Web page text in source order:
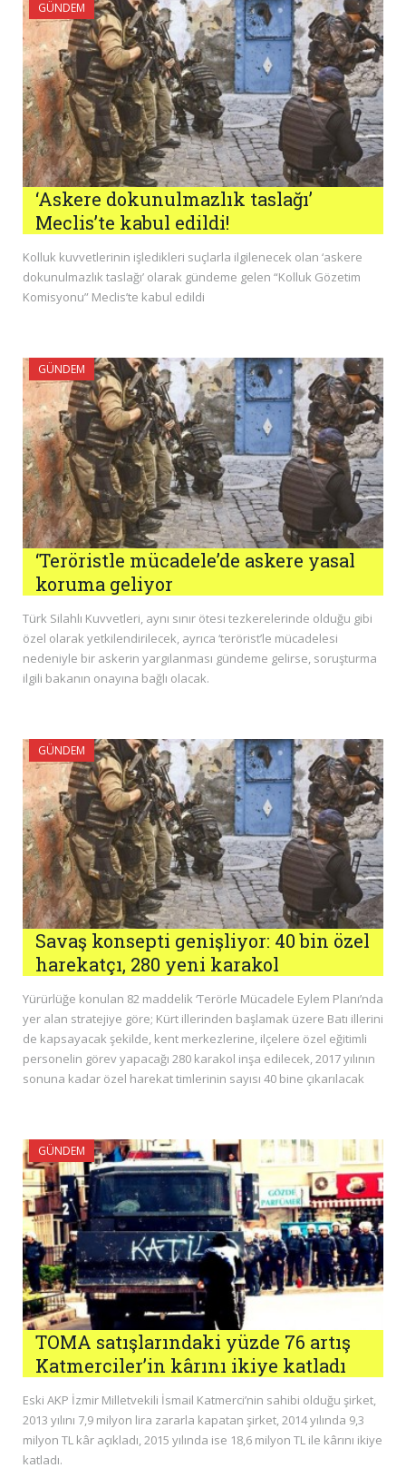
GÜNDEM
‘Askere dokunulmazlık taslağı’
Meclis’te kabul edildi!
Kolluk kuvvetlerinin işledikleri suçlarla ilgilenecek olan ‘askere
dokunulmazlık taslağı’ olarak gündeme gelen “Kolluk Gözetim
Komisyonu” Meclis’te kabul edildi
GÜNDEM
‘Teröristle mücadele’de askere yasal
koruma geliyor
Türk Silahlı Kuvvetleri, aynı sınır ötesi tezkerelerinde olduğu gibi
özel olarak yetkilendirilecek, ayrıca ‘terörist’le mücadelesi
nedeniyle bir askerin yargılanması gündeme gelirse, soruşturma
ilgili bakanın onayına bağlı olacak.
GÜNDEM
Savaş konsepti genişliyor: 40 bin özel
harekatçı, 280 yeni karakol
Yürürlüğe konulan 82 maddelik ‘Terörle Mücadele Eylem Planı’nda
yer alan stratejiye göre; Kürt illerinden başlamak üzere Batı illerini
de kapsayacak şekilde, kent merkezlerine, ilçelere özel eğitimli
personelin görev yapacağı 280 karakol inşa edilecek, 2017 yılının
sonuna kadar özel harekat timlerinin sayısı 40 bine çıkarılacak
GÜNDEM
TOMA satışlarındaki yüzde 76 artış
Katmerciler’in kârını ikiye katladı
Eski AKP İzmir Milletvekili İsmail Katmerci’nin sahibi olduğu şirket,
2013 yılını 7,9 milyon lira zararla kapatan şirket, 2014 yılında 9,3
milyon TL kâr açıkladı, 2015 yılında ise 18,6 milyon TL ile kârını ikiye
katladı.